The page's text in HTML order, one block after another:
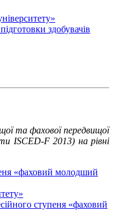
здобувачів
та фахової передвищої
ISCED-F 2013) на рівні
«фаховий молодший
ступеня «фаховий